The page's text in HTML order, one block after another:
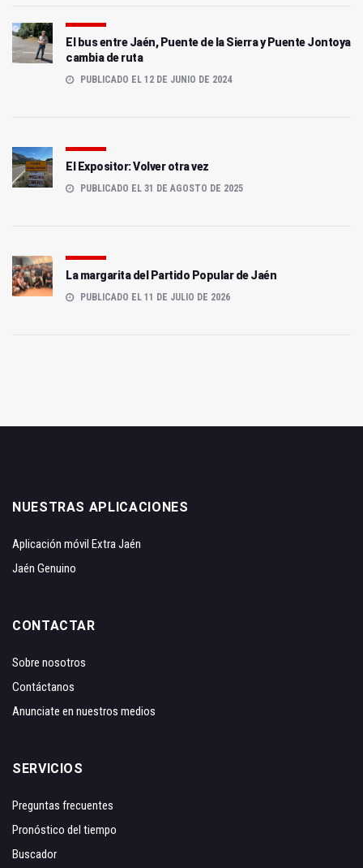
El bus entre Jaén, Puente de la Sierra y Puente Jontoya
cambia de ruta
PUBLICADO EL 12 DE JUNIO DE 2024
El Expositor: Volver otra vez
PUBLICADO EL 31 DE AGOSTO DE 2025
La margarita del Partido Popular de Jaén
PUBLICADO EL 11 DE JULIO DE 2026
NUESTRAS APLICACIONES
Aplicación móvil Extra Jaén
Jaén Genuino
CONTACTAR
Sobre nosotros
Contáctanos
Anunciate en nuestros medios
SERVICIOS
Preguntas frecuentes
Pronóstico del tiempo
Buscador